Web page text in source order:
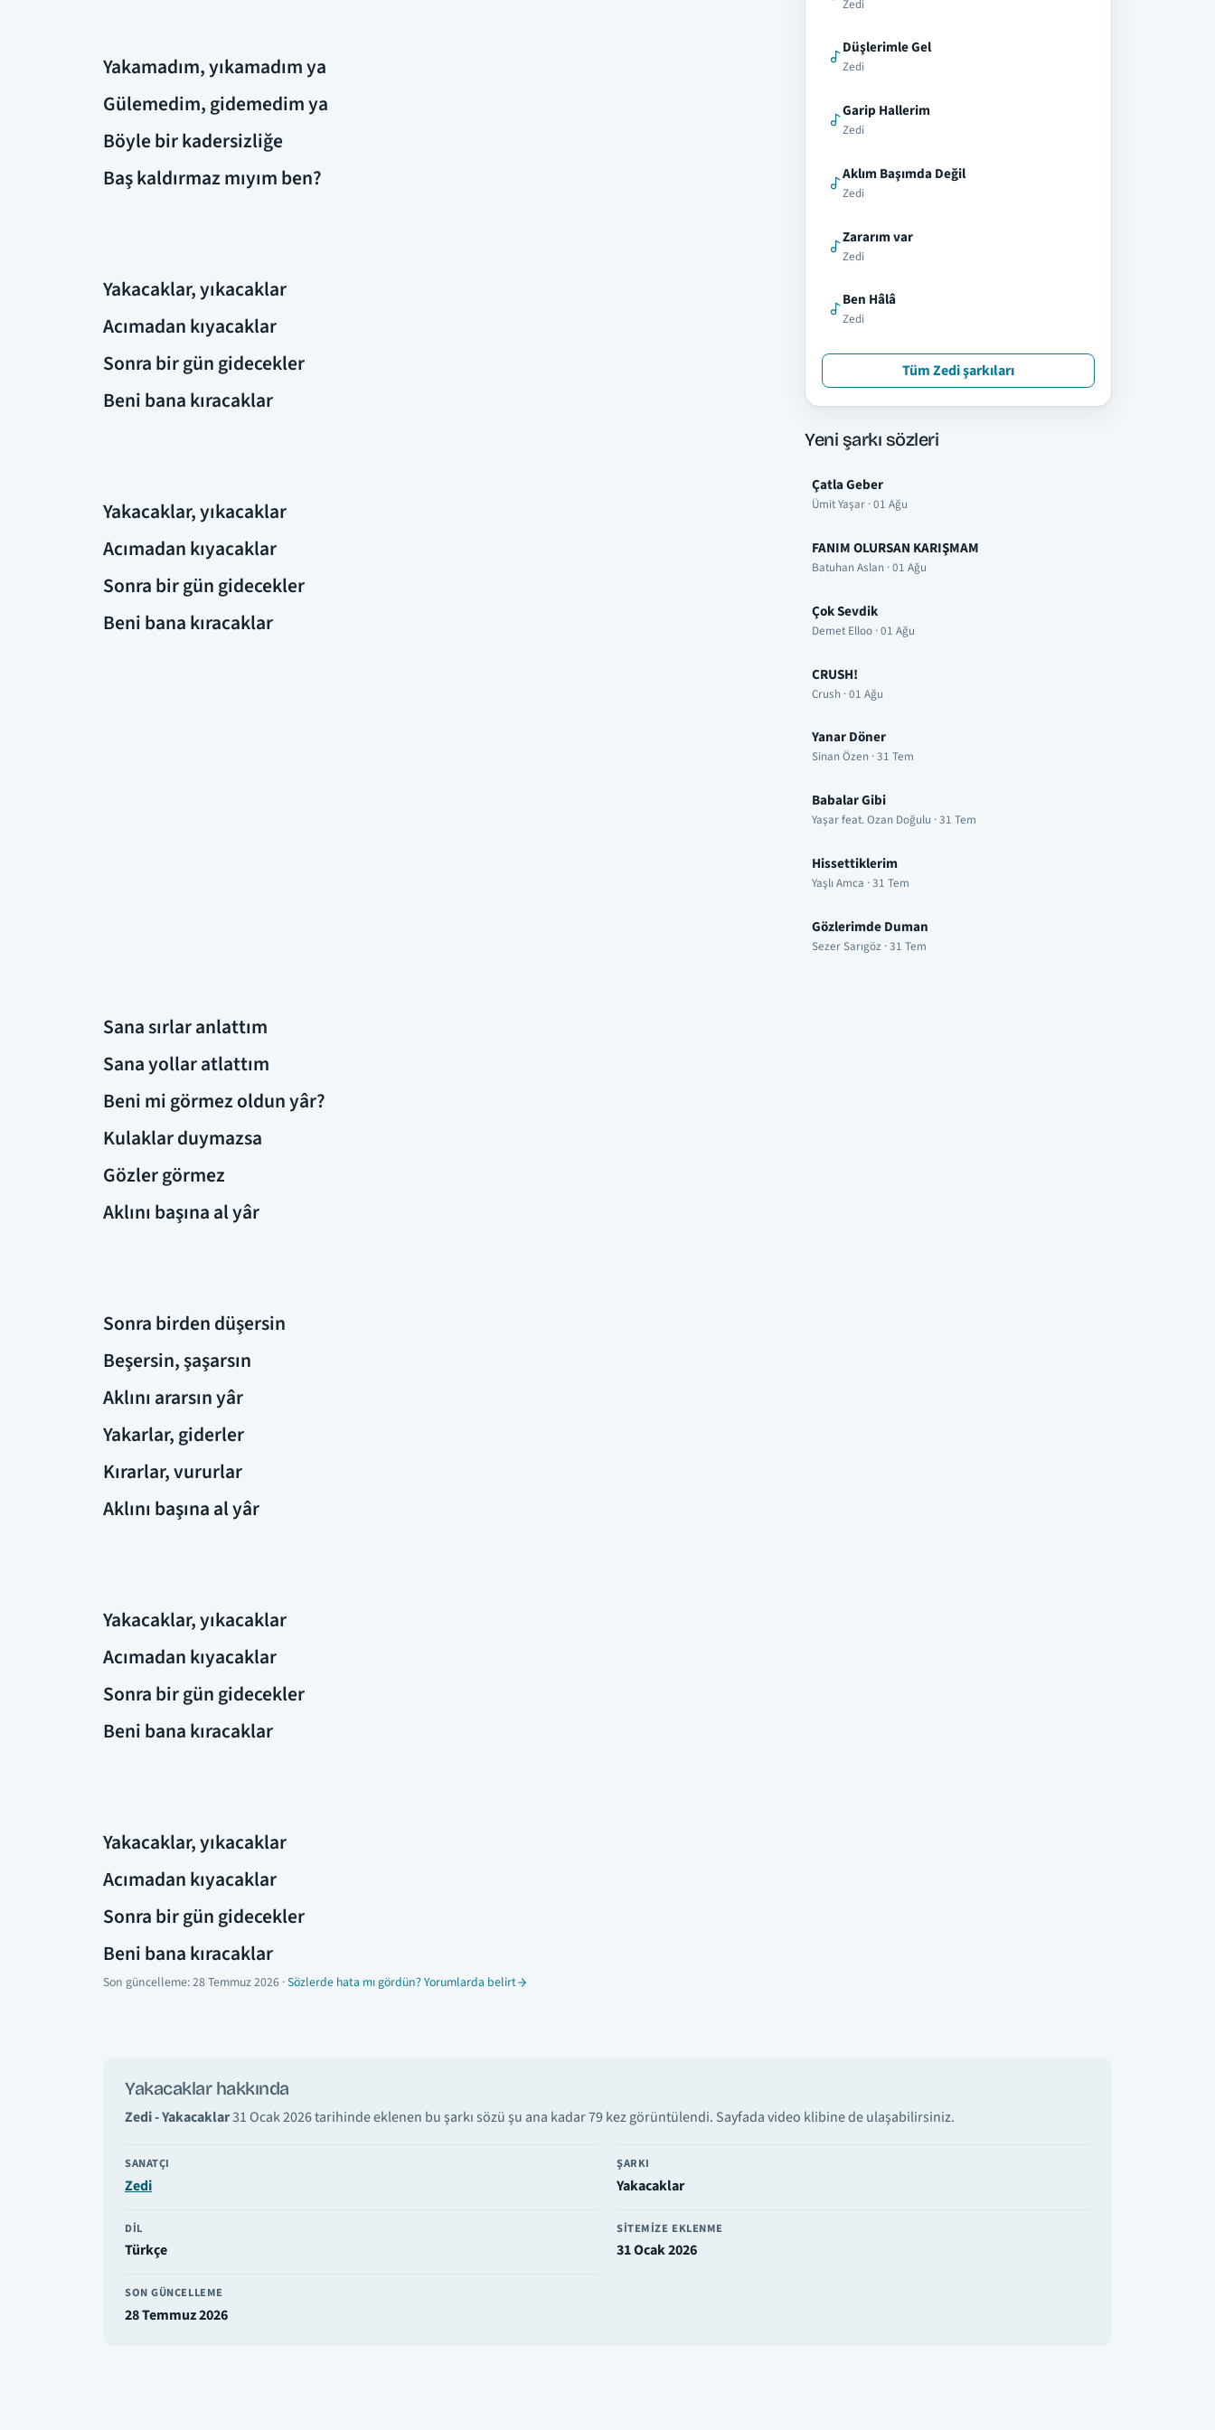
Yakamadım, yıkamadım ya
Gülemedim, gidemedim ya
Böyle bir kadersizliğe
Baş kaldırmaz mıyım ben?
Yakacaklar, yıkacaklar
Acımadan kıyacaklar
Sonra bir gün gidecekler
Beni bana kıracaklar
Yakacaklar, yıkacaklar
Acımadan kıyacaklar
Sonra bir gün gidecekler
Beni bana kıracaklar
Sana sırlar anlattım
Sana yollar atlattım
Beni mi görmez oldun yâr?
Kulaklar duymazsa
Gözler görmez
Aklını başına al yâr
Sonra birden düşersin
Beşersin, şaşarsın
Aklını ararsın yâr
Yakarlar, giderler
Kırarlar, vururlar
Aklını başına al yâr
Yakacaklar, yıkacaklar
Acımadan kıyacaklar
Sonra bir gün gidecekler
Beni bana kıracaklar
Yakacaklar, yıkacaklar
Acımadan kıyacaklar
Sonra bir gün gidecekler
Beni bana kıracaklar
Son güncelleme:28 Temmuz 2026 ·Sözlerde hata mı gördün? Yorumlarda belirt
Yakacaklar hakkında
Zedi - Yakacaklar31 Ocak 2026 tarihinde eklenen bu şarkı sözü şu ana kadar 79 kez görüntülendi. Sayfada video klibine de ulaşabilirsiniz.
SANATÇI
Zedi
ŞARKI
Yakacaklar
DIL
Türkçe
SITEMIZE EKLENME
31 Ocak 2026
SON GÜNCELLEME
28 Temmuz 2026
Zedi
Düşlerimle Gel
Zedi
Garip Hallerim
Zedi
Aklım Başımda Değil
Zedi
Zararım var
Zedi
Ben Hâlâ
Zedi
Tüm Zedi şarkıları
Yeni şarkı sözleri
Çatla Geber
Ümit Yaşar · 01 Ağu
FANIM OLURSAN KARIŞMAM
Batuhan Aslan · 01 Ağu
Çok Sevdik
Demet Elloo · 01 Ağu
CRUSH!
Crush · 01 Ağu
Yanar Döner
Sinan Özen · 31 Tem
Babalar Gibi
Yaşar feat. Ozan Doğulu · 31 Tem
Hissettiklerim
Yaşlı Amca · 31 Tem
Gözlerimde Duman
Sezer Sarıgöz · 31 Tem